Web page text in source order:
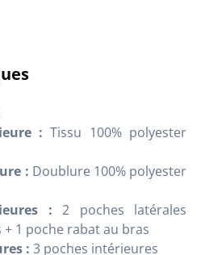
: Tissu 100% polyester
: Doublure 100% polyester
: 2 poches latérales
1 poche rabat au bras
: 3 poches intérieures